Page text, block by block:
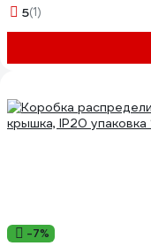
5(1)
-7%